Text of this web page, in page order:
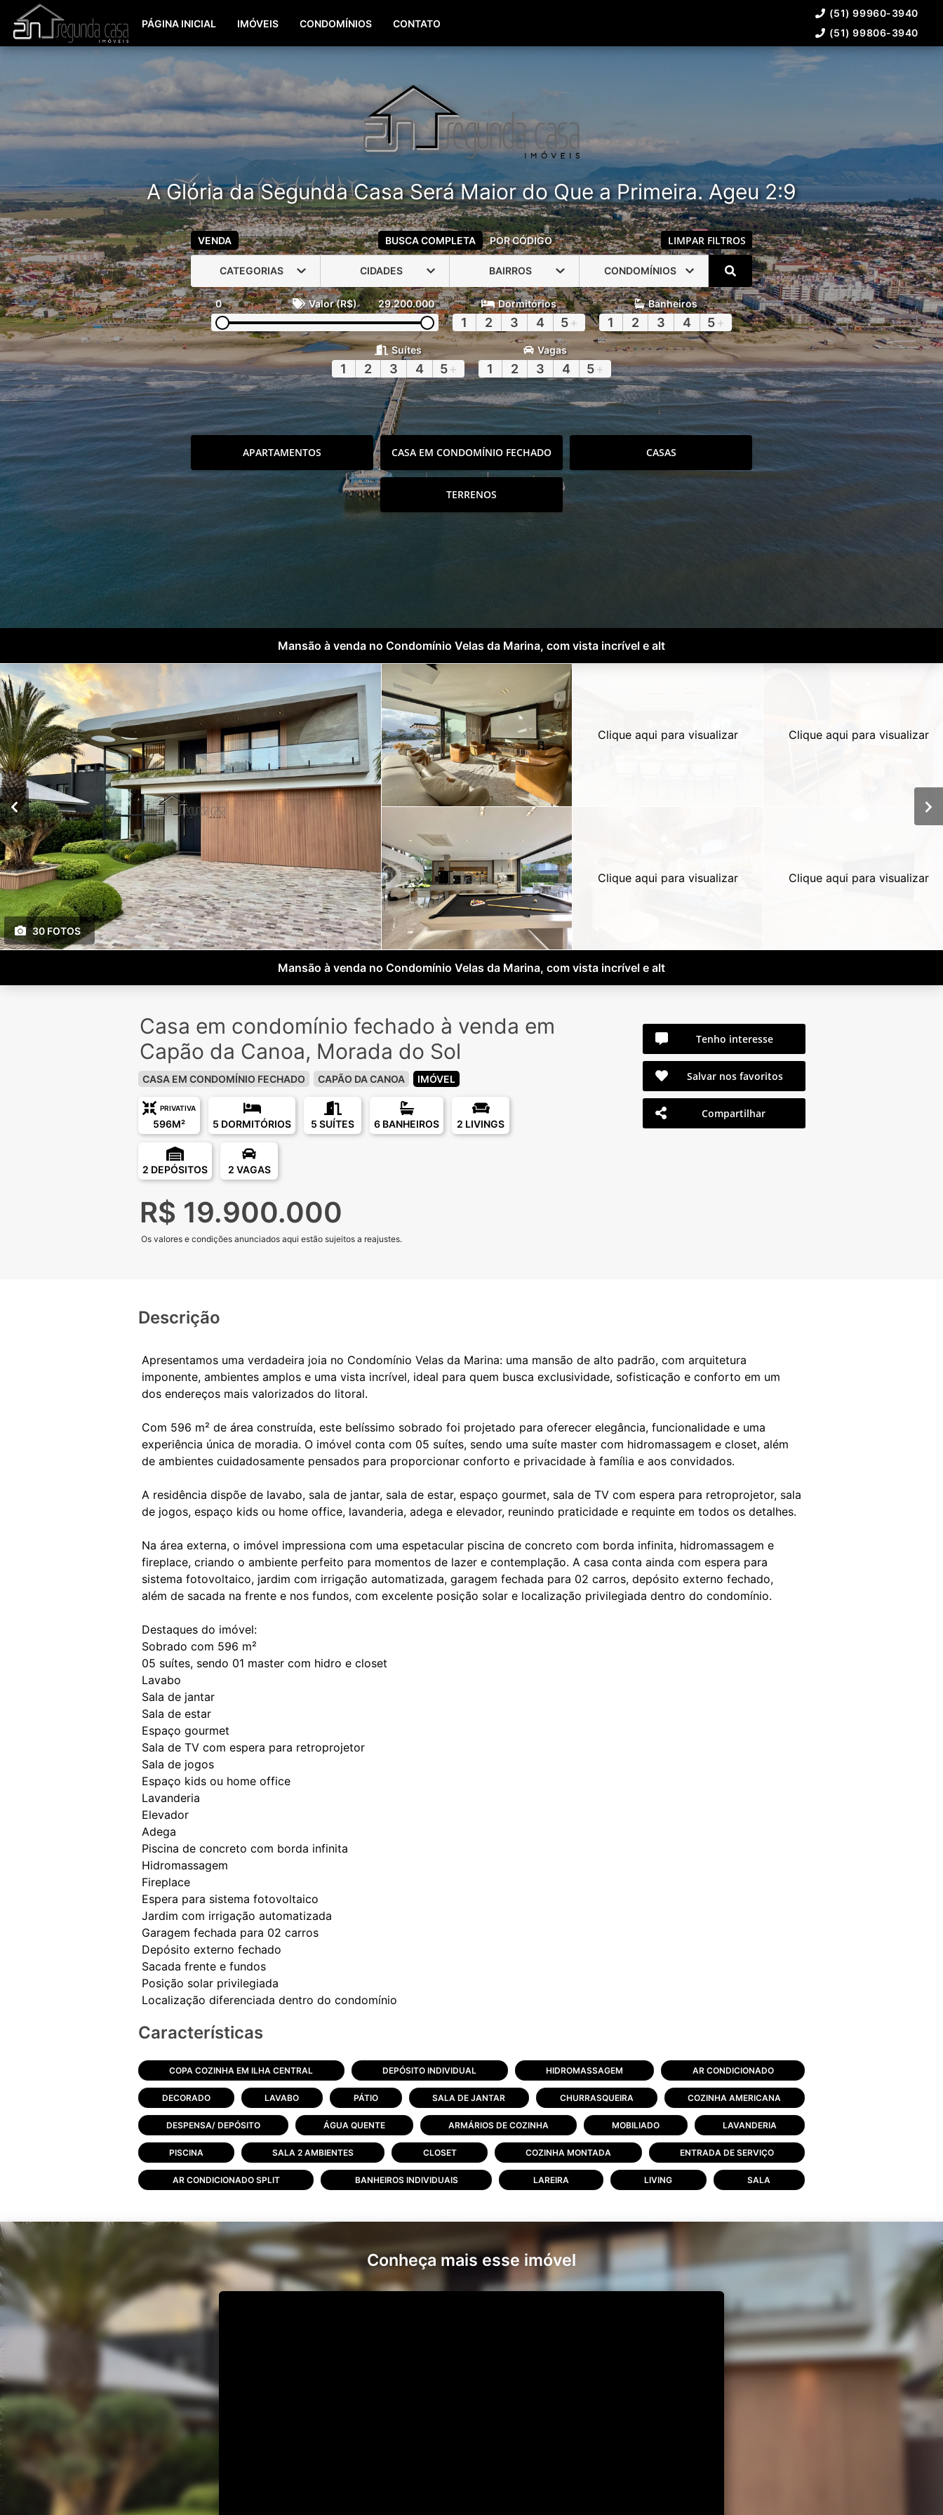
(51) 99960-3940
PÁGINA INICIAL IMÓVEIS CONDOMÍNIOS CONTATO
(51) 99960-3940
(51) 99806-3940
A Glória da Segunda Casa Será Maior do Que a Primeira. Ageu 2:9
VENDA BUSCA COMPLETA POR CÓDIGO LIMPAR FILTROS
CATEGORIAS CIDADES BAIRROS CONDOMÍNIOS
0 Valor (R$) 29.200.000 Dormitórios
1 2 3 4 5+
Banheiros
1 2 3 4 5+
Suítes
1 2 3 4 5+
Vagas
1 2 3 4 5+
APARTAMENTOS CASA EM CONDOMÍNIO FECHADO CASAS
TERRENOS
Mansão à venda no Condomínio Velas da Marina, com vista incrível e alt
30 FOTOS
Clique aqui para visualizar
Clique aqui para visualizar
Clique aqui para visualizar
Clique aqui para visualizar
Mansão à venda no Condomínio Velas da Marina, com vista incrível e alt
Casa em condomínio fechado à venda em
Capão da Canoa, Morada do Sol
CASA EM CONDOMÍNIO FECHADO CAPÃO DA CANOA IMÓVEL
PRIVATIVA
596M² 5 DORMITÓRIOS 5 SUÍTES 6 BANHEIROS 2 LIVINGS
2 DEPÓSITOS 2 VAGAS
R$ 19.900.000
Os valores e condições anunciados aqui estão sujeitos a reajustes.
Tenho interesse
Salvar nos favoritos
Compartilhar
Descrição
Apresentamos uma verdadeira joia no Condomínio Velas da Marina: uma mansão de alto padrão, com arquitetura
imponente, ambientes amplos e uma vista incrível, ideal para quem busca exclusividade, sofisticação e conforto em um
dos endereços mais valorizados do litoral.
Com 596 m² de área construída, este belíssimo sobrado foi projetado para oferecer elegância, funcionalidade e uma
experiência única de moradia. O imóvel conta com 05 suítes, sendo uma suíte master com hidromassagem e closet, além
de ambientes cuidadosamente pensados para proporcionar conforto e privacidade à família e aos convidados.
A residência dispõe de lavabo, sala de jantar, sala de estar, espaço gourmet, sala de TV com espera para retroprojetor, sala
de jogos, espaço kids ou home office, lavanderia, adega e elevador, reunindo praticidade e requinte em todos os detalhes.
Na área externa, o imóvel impressiona com uma espetacular piscina de concreto com borda infinita, hidromassagem e
fireplace, criando o ambiente perfeito para momentos de lazer e contemplação. A casa conta ainda com espera para
sistema fotovoltaico, jardim com irrigação automatizada, garagem fechada para 02 carros, depósito externo fechado,
além de sacada na frente e nos fundos, com excelente posição solar e localização privilegiada dentro do condomínio.
Destaques do imóvel:
Sobrado com 596 m²
05 suítes, sendo 01 master com hidro e closet
Lavabo
Sala de jantar
Sala de estar
Espaço gourmet
Sala de TV com espera para retroprojetor
Sala de jogos
Espaço kids ou home office
Lavanderia
Elevador
Adega
Piscina de concreto com borda infinita
Hidromassagem
Fireplace
Espera para sistema fotovoltaico
Jardim com irrigação automatizada
Garagem fechada para 02 carros
Depósito externo fechado
Sacada frente e fundos
Posição solar privilegiada
Características
COPA COZINHA EM ILHA CENTRAL DEPÓSITO INDIVIDUAL HIDROMASSAGEM AR CONDICIONADO
DECORADO LAVABO PÁTIO SALA DE JANTAR CHURRASQUEIRA COZINHA AMERICANA
DESPENSA/ DEPÓSITO ÁGUA QUENTE ARMÁRIOS DE COZINHA MOBILIADO LAVANDERIA
PISCINA SALA 2 AMBIENTES CLOSET COZINHA MONTADA ENTRADA DE SERVIÇO
AR CONDICIONADO SPLIT BANHEIROS INDIVIDUAIS LAREIRA LIVING SALA
Conheça mais esse imóvel